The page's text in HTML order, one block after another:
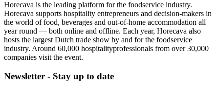
Horecava is the leading platform for the foodservice industry.
Horecava supports hospitality entrepreneurs and decision-makers in
the world of food, beverages and out-of-home accommodation all
year round — both online and offline. Each year, Horecava also
hosts the largest Dutch trade show by and for the foodservice
industry. Around 60,000 hospitalityprofessionals from over 30,000
companies visit the event.
Newsletter - Stay up to date